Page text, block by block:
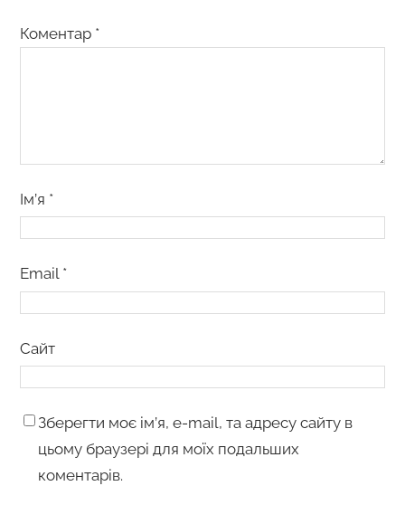
Коментар *
Ім’я *
Email *
Сайт
Зберегти моє ім’я, e-mail, та адресу сайту в
цьому браузері для моїх подальших
коментарів.